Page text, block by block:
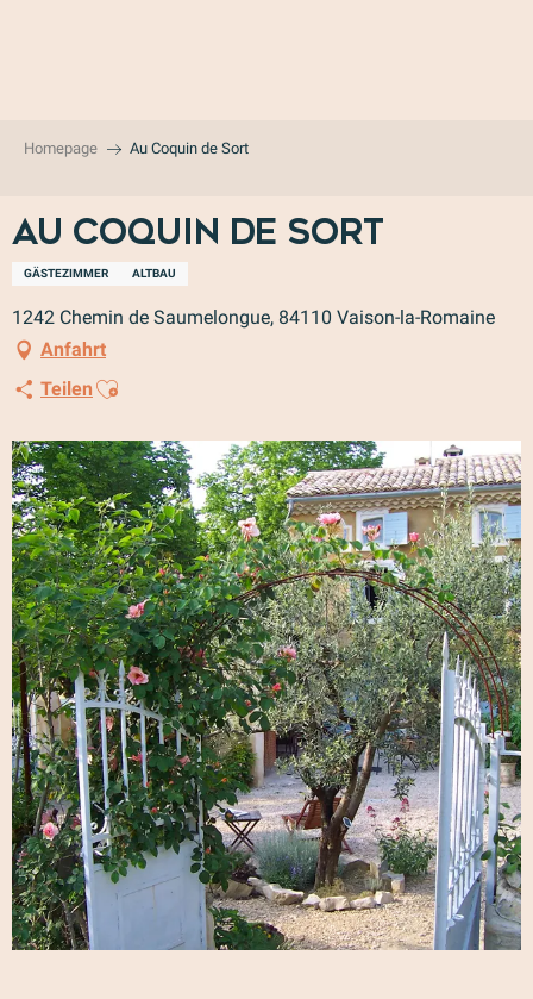
Homepage Au Coquin de Sort
Au Coquin de Sort
GÄSTEZIMMER ALTBAU
1242 Chemin de Saumelongue, 84110 Vaison-la-Romaine
Anfahrt
Teilen Ajouter aux favoris